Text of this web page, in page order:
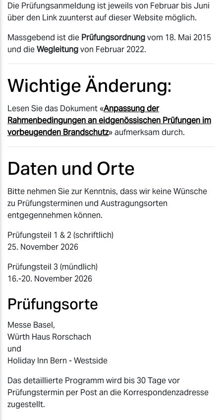
Die Prüfungsanmeldung ist jeweils von Februar bis Juni
über den Link zuunterst auf dieser Website möglich.
Massgebend ist die Prüfungsordnungvom 18. Mai 2015
und dieWegleitungvon Februar 2022.
Wichtige Änderung:
Lesen Sie das Dokument «Anpassung der
Rahmenbedingungen an eidgenössischen Prüfungen im
vorbeugenden Brandschutz» aufmerksam durch.
Daten und Orte
Bitte nehmen Sie zur Kenntnis, dass wir keine Wünsche
zu Prüfungsterminen und Austragungsorten
entgegennehmen können.
Prüfungsteil 1 & 2 (schriftlich)
25. November 2026
Prüfungsteil 3 (mündlich)
16.-20. November 2026
Prüfungsorte
Messe Basel,
Würth Haus Rorschach
und
Holiday Inn Bern - Westside
Das detaillierte Programm wird bis 30 Tage vor
Prüfungstermin per Post an die Korrespondenzadresse
zugestellt.